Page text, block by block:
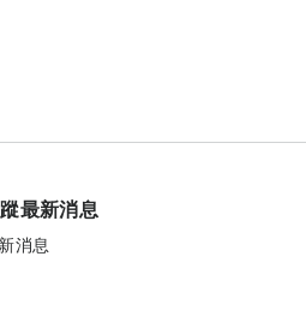
最新消息
消息